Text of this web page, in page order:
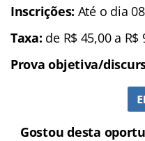
Inscrições: Até o dia
Taxa: de R$ 45,00 a R$
Prova objetiva/
Gostou desta